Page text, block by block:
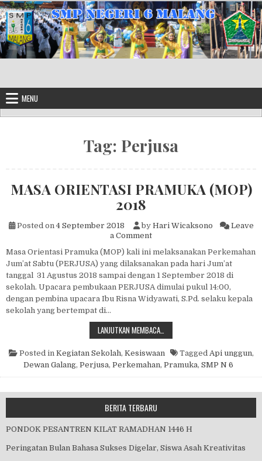
Skip to content
MENU
Tag: Perjusa
MASA ORIENTASI PRAMUKA (MOP)
2018
Posted on 4 September 2018 by Hari Wicaksono
Leave
a Commenton MASA ORIENTASI
Masa Orientasi Pramuka (MOP) kali ini melaksanakan Perkemahan
Jum’at Sabtu (PERJUSA) yang dilaksanakan pada hari Jum’at
tanggal 31 Agustus 2018 sampai dengan 1 September 2018 di
sekolah. Upacara pembukaan PERJUSA dimulai pukul 14:00,
dengan pembina upacara Ibu Risna Widyawati, S.Pd. selaku kepala
sekolah yang bertempat di…
LANJUTKAN MEMBACA…
Posted in Kegiatan Sekolah, Kesiswaan Tagged Api unggun,
Dewan Galang, Perjusa, Perkemahan, Pramuka, SMP N 6
BERITA TERBARU
PONDOK PESANTREN KILAT RAMADHAN 1446 H
Peringatan Bulan Bahasa Sukses Digelar, Siswa Asah Kreativitas